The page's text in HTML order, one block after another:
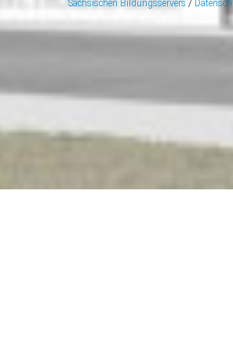
Datenschutz |
Die Umsetzung dieses Angebotes